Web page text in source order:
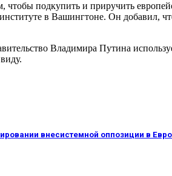
чтобы подкупить и приручить
в Вашингтоне. Он добавил,
Владимира Путина
внесистемной оппозиции в